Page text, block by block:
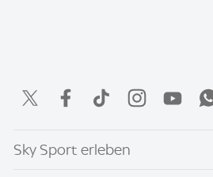
Sky Sport erleben